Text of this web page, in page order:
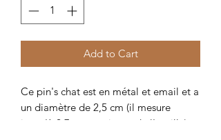
Add to Cart
Ce pin's chat est en métal et email et a
un diamètre de 2,5 cm (il mesure
jusqu'à 2,7 cm au niveau de l'oreille)